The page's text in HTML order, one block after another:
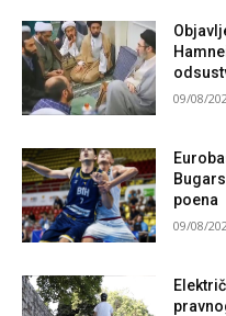
09/08/
poena
09/08/